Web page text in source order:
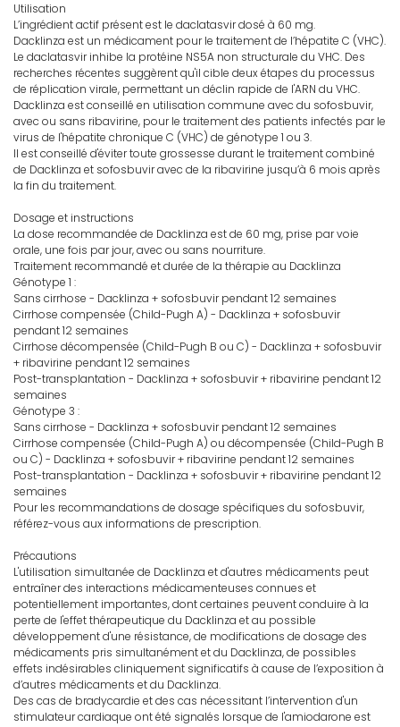
Utilisation
L’ingrédient actif présent est le daclatasvir dosé à 60 mg.
Dacklinza est un médicament pour le traitement de l’hépatite C (VHC).
Le daclatasvir inhibe la protéine NS5A non structurale du VHC. Des
recherches récentes suggèrent qu'il cible deux étapes du processus
de réplication virale, permettant un déclin rapide de l'ARN du VHC.
Dacklinza est conseillé en utilisation commune avec du sofosbuvir,
avec ou sans ribavirine, pour le traitement des patients infectés par le
virus de l'hépatite chronique C (VHC) de génotype 1 ou 3.
Il est conseillé d'éviter toute grossesse durant le traitement combiné
de Dacklinza et sofosbuvir avec de la ribavirine jusqu’à 6 mois après
la fin du traitement.
Dosage et instructions
La dose recommandée de Dacklinza est de 60 mg, prise par voie
orale, une fois par jour, avec ou sans nourriture.
Traitement recommandé et durée de la thérapie au Dacklinza
Génotype 1 :
Sans cirrhose - Dacklinza + sofosbuvir pendant 12 semaines
Cirrhose compensée (Child-Pugh A) - Dacklinza + sofosbuvir
pendant 12 semaines
Cirrhose décompensée (Child-Pugh B ou C) - Dacklinza + sofosbuvir
+ ribavirine pendant 12 semaines
Post-transplantation - Dacklinza + sofosbuvir + ribavirine pendant 12
semaines
Génotype 3 :
Sans cirrhose - Dacklinza + sofosbuvir pendant 12 semaines
Cirrhose compensée (Child-Pugh A) ou décompensée (Child-Pugh B
ou C) - Dacklinza + sofosbuvir + ribavirine pendant 12 semaines
Post-transplantation - Dacklinza + sofosbuvir + ribavirine pendant 12
semaines
Pour les recommandations de dosage spécifiques du sofosbuvir,
référez-vous aux informations de prescription.
Précautions
L'utilisation simultanée de Dacklinza et d'autres médicaments peut
entraîner des interactions médicamenteuses connues et
potentiellement importantes, dont certaines peuvent conduire à la
perte de l'effet thérapeutique du Dacklinza et au possible
développement d'une résistance, de modifications de dosage des
médicaments pris simultanément et du Dacklinza, de possibles
effets indésirables cliniquement significatifs à cause de l’exposition à
d’autres médicaments et du Dacklinza.
Des cas de bradycardie et des cas nécessitant l’intervention d'un
stimulateur cardiaque ont été signalés lorsque de l'amiodarone est